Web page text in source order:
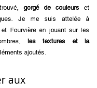
gorgé de couleurs et
Je me suis attelée à
et Fourvière en jouant sur les
les textures et la
ajoutés.
aux